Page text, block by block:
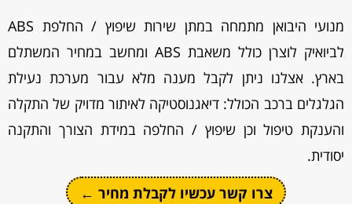
מנועי היבואן מתמחה במתן שירות שיפוץ / החלפת ABS
לביואיק לוצרן כולל משאבת ABS ומחשב במחיר המשתלם
בארץ. אצלנו ניתן לקבל מענה מלא עבור מערכת נעילת
הגלגלים ברכב הכולל: דיאגנוסטיקה לאיתור מדויק של התקלה
והענקת טיפול וכן שיפוץ / החלפה במידת הצורך והתקנה
יסודית.
צרו קשר עכשיו לקבלת מחיר ←